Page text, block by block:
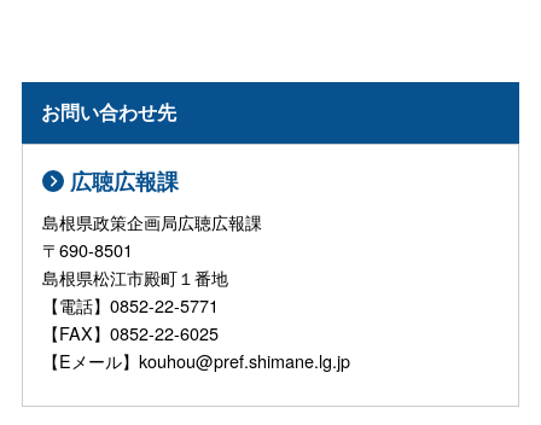
お問い合わせ先
広聴広報課
島根県政策企画局広聴広報課
〒690-8501
島根県松江市殿町１番地
【電話】0852-22-5771
【FAX】0852-22-6025
【Eメール】kouhou@pref.shimane.lg.jp